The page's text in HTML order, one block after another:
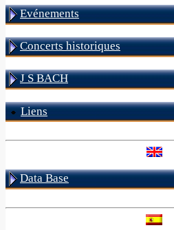
Evénements
Concerts historiques
J S BACH
Liens
Data Base